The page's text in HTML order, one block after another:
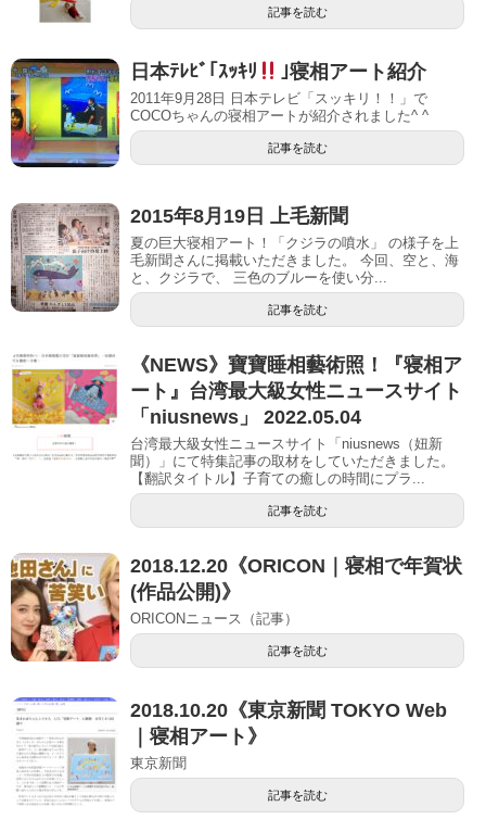
記事を読む
日本ﾃﾚﾋﾞ｢ｽｯｷﾘ ｣寝相アート紹介
2011年9月28日 日本テレビ「スッキリ！！」で
COCOちゃんの寝相アートが紹介されました^ ^
記事を読む
2015年8月19日 上毛新聞
夏の巨大寝相アート！「クジラの噴水」 の様子を上
毛新聞さんに掲載いただきました。 今回、空と、海
と、クジラで、 三色のブルーを使い分...
記事を読む
《NEWS》寶寶睡相藝術照！『寝相ア
ート』台湾最大級女性ニュースサイト
「niusnews」 2022.05.04
台湾最大級女性ニュースサイト「niusnews（妞新
聞）」にて特集記事の取材をしていただきました。
【翻訳タイトル】子育ての癒しの時間にプラ...
記事を読む
2018.12.20《ORICON｜寝相で年賀状
(作品公開)》
ORICONニュース（記事）
記事を読む
2018.10.20《東京新聞 TOKYO Web
｜寝相アート》
東京新聞
記事を読む